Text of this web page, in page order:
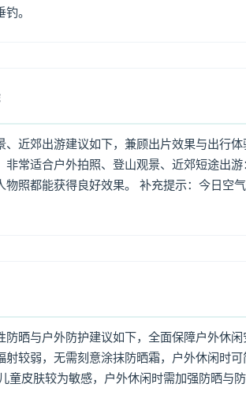
。
近郊出游建议如下，兼顾出片效果与出行体
常适合户外拍照、登山观景、近郊短途出
照都能获得良好效果。 补充提示：今日空
晒与户外防护建议如下，全面保障户外休闲
较弱，无需刻意涂抹防晒霜，户外休闲时
童皮肤较为敏感，户外休闲时需加强防晒与